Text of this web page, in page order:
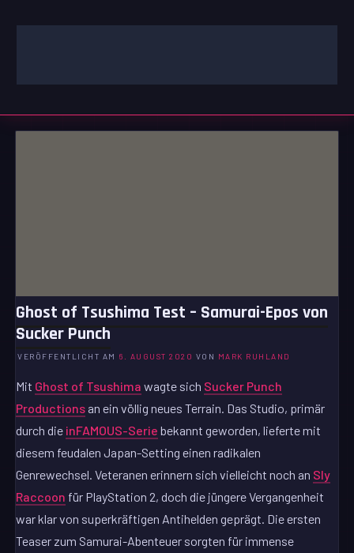
Inhalt
Ghost of Tsushima Test – Samurai-Epos von
Sucker Punch
VERÖFFENTLICHT AM 6. AUGUST 2020 VON MARK RUHLAND
Mit Ghost of Tsushima wagte sich Sucker Punch
Productions an ein völlig neues Terrain. Das Studio, primär
durch die inFAMOUS-Serie bekannt geworden, lieferte mit
diesem feudalen Japan-Setting einen radikalen
Genrewechsel. Veteranen erinnern sich vielleicht noch an Sly
Raccoon für PlayStation 2, doch die jüngere Vergangenheit
war klar von superkräftigen Antihelden geprägt. Die ersten
Teaser zum Samurai-Abenteuer sorgten für immense